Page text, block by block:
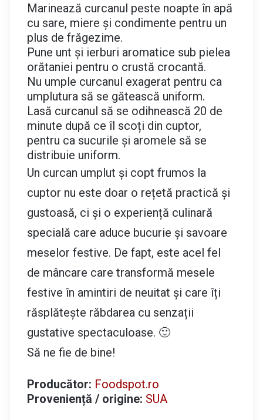
Marinează curcanul peste noapte în apă
cu sare, miere și condimente pentru un
plus de frăgezime.
Pune unt și ierburi aromatice sub pielea
orătaniei pentru o crustă crocantă.
Nu umple curcanul exagerat pentru ca
umplutura să se gătească uniform.
Lasă curcanul să se odihnească 20 de
minute după ce îl scoți din cuptor,
pentru ca sucurile și aromele să se
distribuie uniform.
Un curcan umplut și copt frumos la
cuptor nu este doar o rețetă practică și
gustoasă, ci și o experiență culinară
specială care aduce bucurie și savoare
meselor festive. De fapt, este acel fel
de mâncare care transformă mesele
festive în amintiri de neuitat și care îți
răsplătește răbdarea cu senzații
gustative spectaculoase. 🙂
Să ne fie de bine!
Producător: Foodspot.ro
Proveniență / origine: SUA